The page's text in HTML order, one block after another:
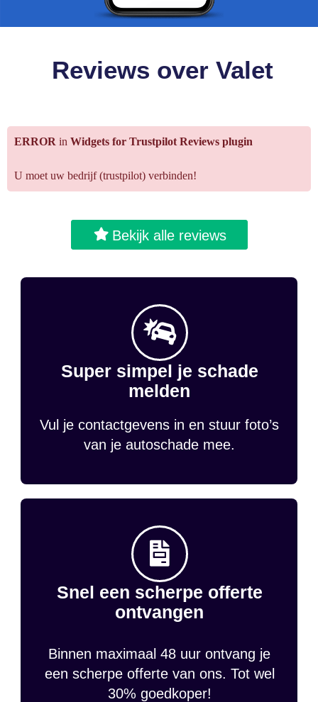
Reviews over Valet
ERROR in Widgets for Trustpilot Reviews plugin
U moet uw bedrijf (trustpilot) verbinden!
Bekijk alle reviews
Super simpel je schade
melden
Vul je contactgevens in en stuur foto’s
van je autoschade mee.
Snel een scherpe offerte
ontvangen
Binnen maximaal 48 uur ontvang je
een scherpe offerte van ons. Tot wel
30% goedkoper!